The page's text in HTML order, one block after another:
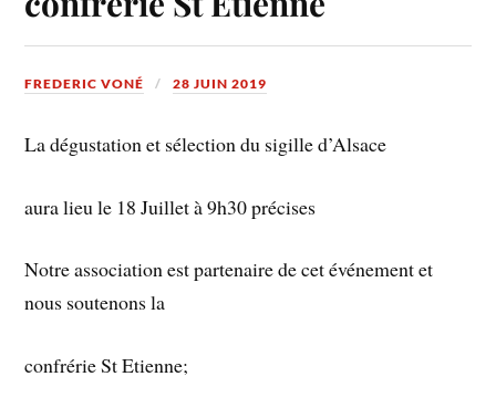
FREDERIC VONÉ 28 JUIN 2019
La dégustation et sélection du sigille d’Alsace
aura lieu le 18 Juillet à 9h30 précises
Notre association est partenaire de cet événement et
nous soutenons la
confrérie St Etienne;